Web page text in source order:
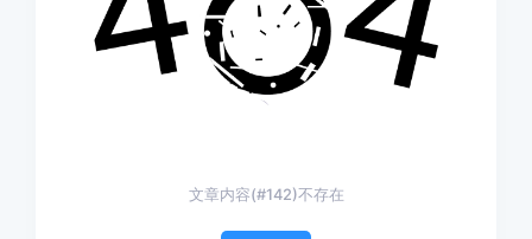
文章内容(#142)不存在